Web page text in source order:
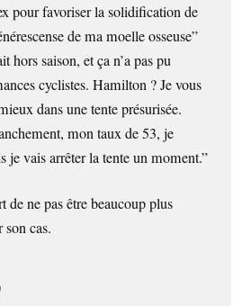
pour favoriser la solidification de
de ma moelle osseuse”
hors saison, et ça n’a pas pu
cyclistes. Hamilton ? Je vous
dans une tente présurisée.
mon taux de 53, je
je vais arrêter la tente un moment.”
de ne pas être beaucoup plus
cas.